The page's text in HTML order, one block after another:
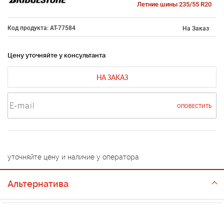
Летние шины 235/55 R20
Код продукта: AT-77584 На Заказ
Цену уточняйте у консультанта
НА ЗАКАЗ
ОПОВЕСТИТЬ
уточняйте цену и наличие у оператора
Альтернатива